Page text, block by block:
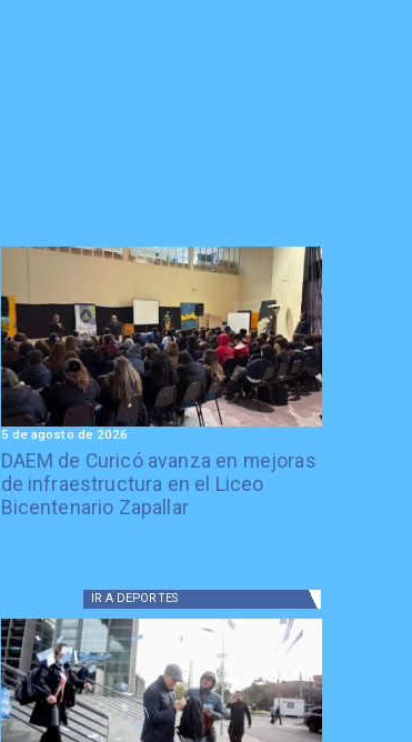
DAEM de Curicó avanza en mejoras
de infraestructura en el Liceo
Bicentenario Zapallar
5 de agosto de 2026
IR A DEPORTES